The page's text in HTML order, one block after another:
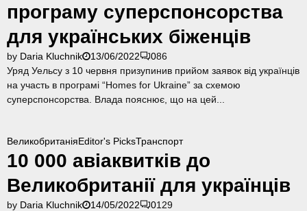
н
о
т
р
и
м
и
д
і
програму суперспонсорства
для українських біженців
by Daria Kluchnik 13/06/2022 086
Уряд Уельсу з 10 червня призупинив прийом заявок від українців
на участь в програмі “Homes for Ukraine” за схемою
суперспонсорства. Влада пояснює, що на цей...
ВеликобританіяEditor's PicksТранспорт
10 000 авіаквитків до
Великобританії для українців
by Daria Kluchnik 14/05/2022 0129